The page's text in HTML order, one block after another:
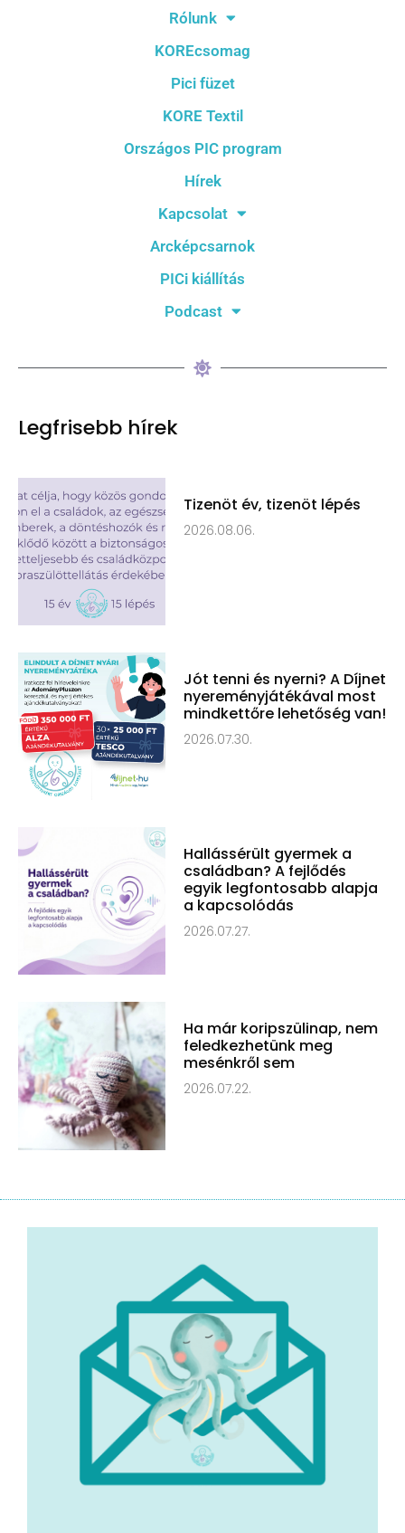
Rólunk
KOREcsomag
Pici füzet
KORE Textil
Országos PIC program
Hírek
Kapcsolat
Arcképcsarnok
PICi kiállítás
Podcast
Legfrisebb hírek
Tizenöt év, tizenöt lépés
2026.08.06.
Jót tenni és nyerni? A Díjnet
nyereményjátékával most
mindkettőre lehetőség van!
2026.07.30.
Hallássérült gyermek a
családban? A fejlődés
egyik legfontosabb alapja
a kapcsolódás
2026.07.27.
Ha már koripszülinap, nem
feledkezhetünk meg
mesénkről sem
2026.07.22.